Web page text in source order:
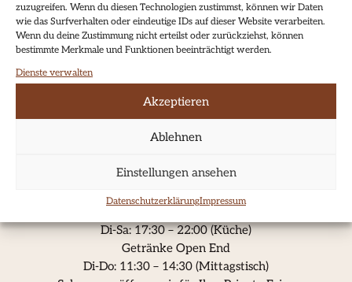
zuzugreifen. Wenn du diesen Technologien zustimmst, können wir Daten
wie das Surfverhalten oder eindeutige IDs auf dieser Website verarbeiten.
Wenn du deine Zustimmung nicht erteilst oder zurückziehst, können
bestimmte Merkmale und Funktionen beeinträchtigt werden.
Dienste verwalten
Akzeptieren
Ablehnen
Einstellungen ansehen
DatenschutzerklärungImpressum
Di-Sa: 17:30 – 22:00 (Küche)
Getränke Open End
Di-Do: 11:30 – 14:30 (Mittagstisch)